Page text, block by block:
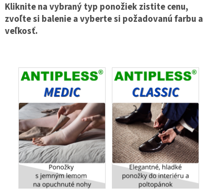
Kliknite na vybraný typ ponožiek zistite cenu,
zvoľte si balenie a vyberte si požadovanú farbu a
veľkosť.